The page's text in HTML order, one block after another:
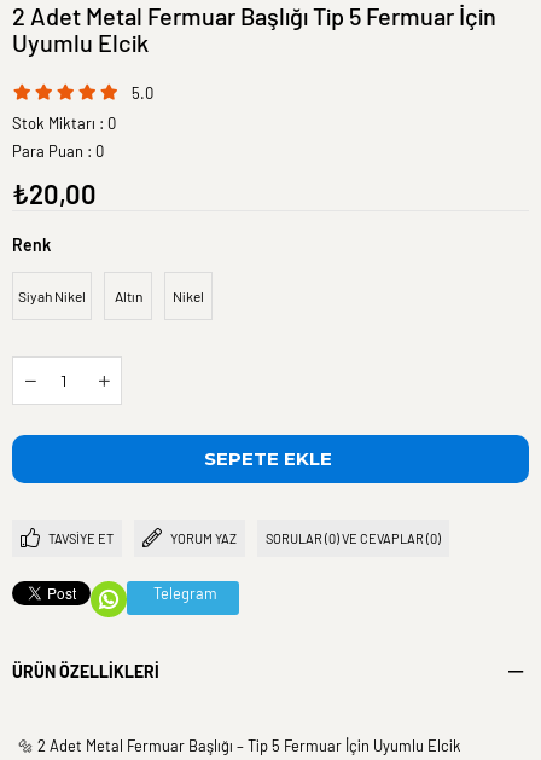
2 Adet Metal Fermuar Başlığı Tip 5 Fermuar İçin
Uyumlu Elcik
5.0
Stok Miktarı : 0
Para Puan : 0
₺20,00
Renk
Siyah Nikel Altın Nikel
TAVSIYE ET YORUM YAZ SORULAR (0) VE CEVAPLAR (0)
Telegram
ÜRÜN ÖZELLIKLERI
🔩 2 Adet Metal Fermuar Başlığı – Tip 5 Fermuar İçin Uyumlu Elcik